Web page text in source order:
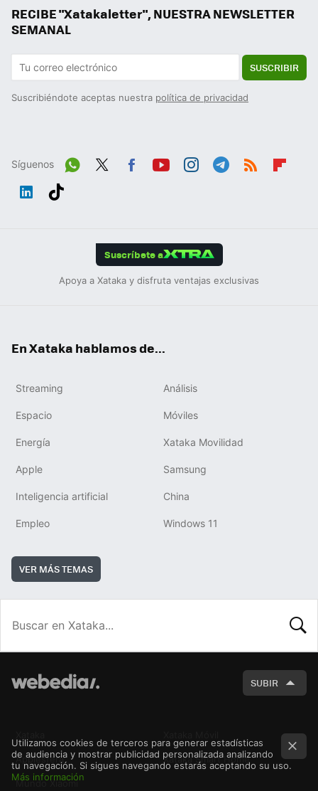
RECIBE "Xatakaletter", NUESTRA NEWSLETTER
SEMANAL
SUSCRIBIR
Suscribiéndote aceptas nuestra política de privacidad
Síguenos
Wh
Suscríbete a
Apoya a Xataka y disfruta ventajas exclusivas
En Xataka hablamos de...
Streaming Análisis
Espacio Móviles
Energía Xataka Movilidad
Apple Samsung
Inteligencia artificial China
Empleo Windows 11
VER MÁS TEMAS
SUBIR
Applesfera Xataka Smart Home
Mundo Xiaomi
Utilizamos cookies de terceros para generar estadísticas
de audiencia y mostrar publicidad personalizada analizando
tu navegación. Si sigues navegando estarás aceptando su uso.
Más información